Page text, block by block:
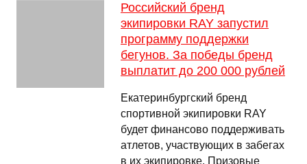
Российский бренд
экипировки RAY запустил
программу поддержки
бегунов. За победы бренд
выплатит до 200 000 рублей
Екатеринбургский бренд
спортивной экипировки RAY
будет финансово поддерживать
атлетов, участвующих в забегах
в их экипировке. Призовые